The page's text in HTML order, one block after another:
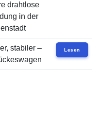
drahtlose
in der
stabiler –
Lesen